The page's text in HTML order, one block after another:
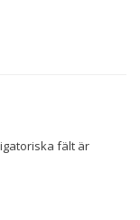
fält är